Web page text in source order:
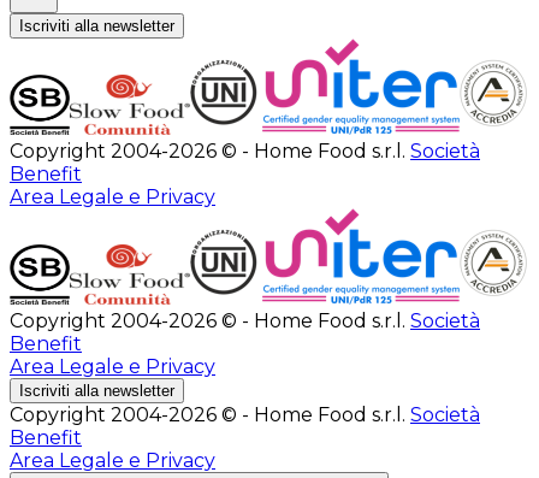
Iscriviti alla newsletter
Copyright 2004-2026 © - Home Food s.r.l. Società
Benefit
Area Legale e Privacy
Copyright 2004-2026 © - Home Food s.r.l. Società
Benefit
Area Legale e Privacy
Iscriviti alla newsletter
Copyright 2004-2026 © - Home Food s.r.l. Società
Benefit
Area Legale e Privacy